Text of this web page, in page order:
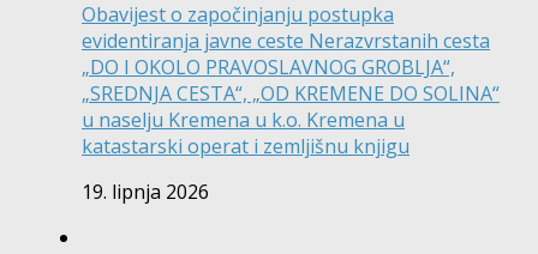
Obavijest o započinjanju postupka
evidentiranja javne ceste Nerazvrstanih cesta
„DO I OKOLO PRAVOSLAVNOG GROBLJA“,
„SREDNJA CESTA“, „OD KREMENE DO SOLINA“
u naselju Kremena u k.o. Kremena u
katastarski operat i zemljišnu knjigu
19. lipnja 2026